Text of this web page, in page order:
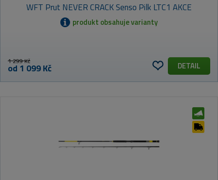
WFT Prut NEVER CRACK Senso Pilk LTC1 AKCE
produkt obsahuje varianty
1 299 Kč
od 1 099 Kč DETAIL